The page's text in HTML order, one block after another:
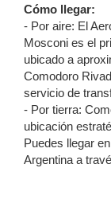
Cómo llegar:
- Por aire: El
Mosconi es el
ubicado a
Comodoro
servicio de
- Por tierra:
ubicación
Puedes llegar
Argentina a